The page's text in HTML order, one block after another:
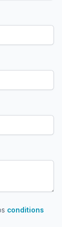
conditions
conditions